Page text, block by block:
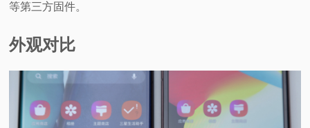
等第三方固件。
外观对比